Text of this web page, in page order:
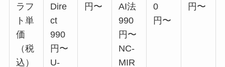
ラフ
ト単
価
（税
込）
Dire
ct
990
円〜
U-
円〜
AI法
990
円〜
NC-
MIR
0
円〜
円〜